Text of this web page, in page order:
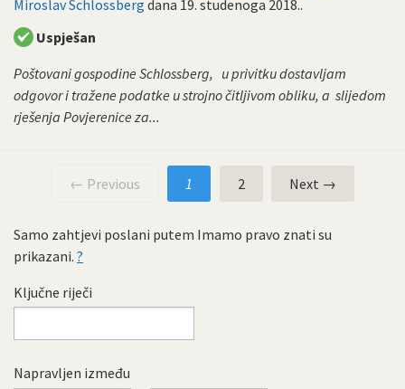
Miroslav Schlossberg dana 19. studenoga 2018..
Uspješan
Poštovani gospodine Schlossberg, u privitku dostavljam
odgovor i tražene podatke u strojno čitljivom obliku, a slijedom
rješenja Povjerenice za...
← Previous 1 2 Next →
Samo zahtjevi poslani putem Imamo pravo znati su
prikazani. ?
Ključne riječi
Napravljen između